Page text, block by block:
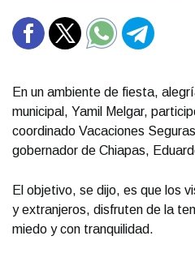
En un ambiente de fiesta,
municipal, Yamil Melgar,
coordinado Vacaciones
gobernador de Chiapas,
El objetivo, se dijo, es que los
y extranjeros, disfruten de la
miedo y con tranquilidad.